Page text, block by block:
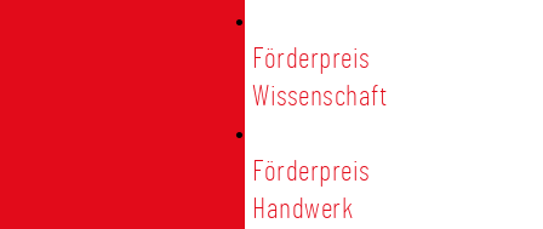
Förderpreis
Wissenschaft
Förderpreis
Handwerk